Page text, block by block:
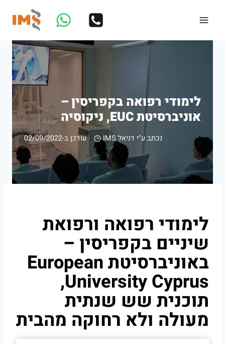
לימודי רפואה בקפריסין –
אוניברסיטת EUC, ניקוסיה
נכתב ע"י דניאל IMS עודכן ב-02/09/2022
לימודי רפואה ורפואת
שיניים בקפריסין –
באוניברסיטת European
University Cyprus,
תוכנית שש שנתית
מעולה ולא רחוקה מהבית